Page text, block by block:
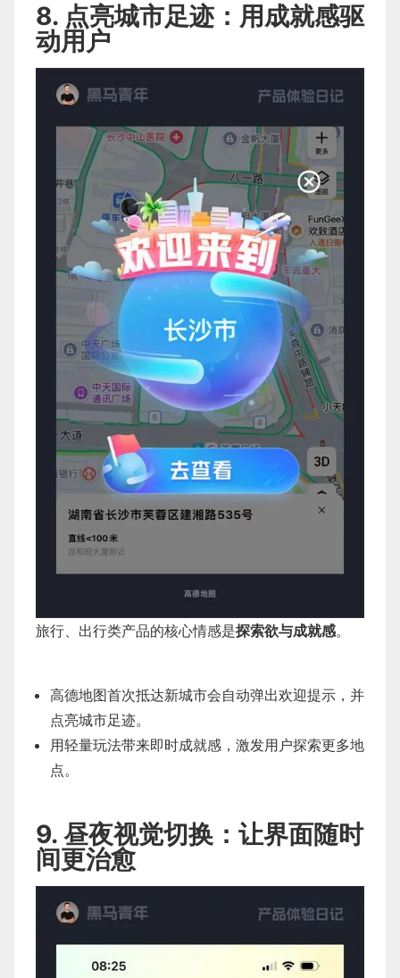
8. 点亮城市足迹：用成就感驱
动用户
旅行、出行类产品的核心情感是探索欲与成就感。
高德地图首次抵达新城市会自动弹出欢迎提示，并
点亮城市足迹。
用轻量玩法带来即时成就感，激发用户探索更多地
点。
9. 昼夜视觉切换：让界面随时
间更治愈